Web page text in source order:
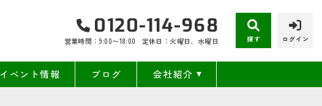
0120-114-968
営業時間：9:00〜18:00 定休日：火曜日、水曜日 探す ログイン
イベント情報 ブログ 会社紹介